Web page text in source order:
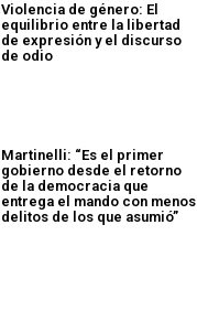
Violencia de género: El
equilibrio entre la libertad
de expresión y el discurso
de odio
Martinelli: “Es el primer
gobierno desde el retorno
de la democracia que
entrega el mando con menos
delitos de los que asumió”